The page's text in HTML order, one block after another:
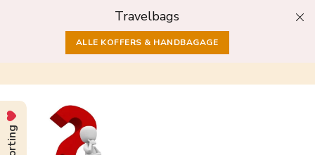
Travelbags
ALLE KOFFERS & HANDBAGAGE